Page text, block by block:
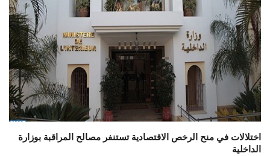
اختلالات في منح الرخص الاقتصادية تستنفر مصالح المراقبة بوزارة
الداخلية